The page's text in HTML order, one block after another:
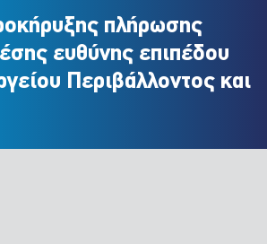
πλήρωσης
ευθύνης επιπέδου
Περιβάλλοντος και